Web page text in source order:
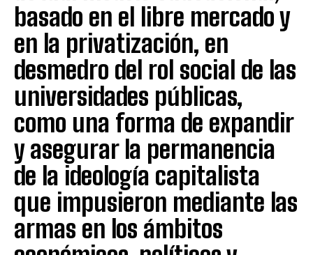
basado en el libre mercado y
en la privatización, en
desmedro del rol social de las
universidades públicas,
como una forma de expandir
y asegurar la permanencia
de la ideología capitalista
que impusieron mediante las
armas en los ámbitos